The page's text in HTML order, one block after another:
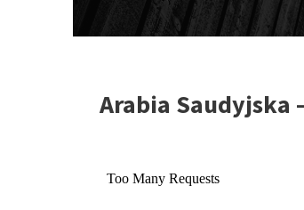
Arabia Saudyjska